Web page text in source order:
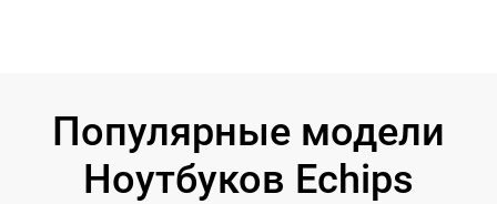
Популярные модели
Ноутбуков Echips